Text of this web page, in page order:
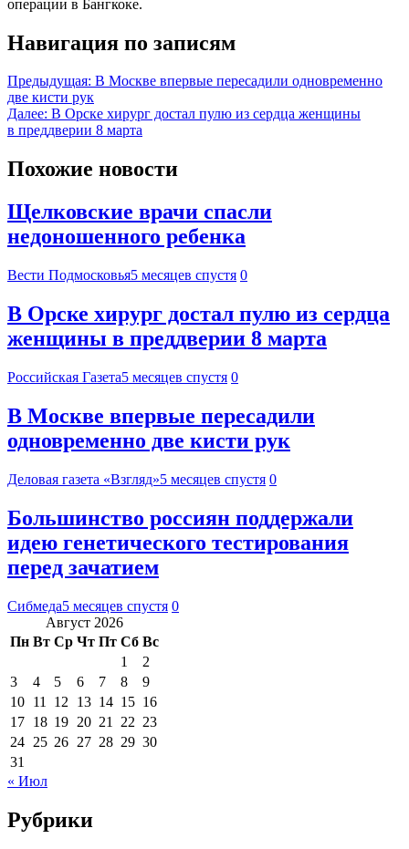
операции в Бангкоке.
Навигация по записям
Предыдущая: В Москве впервые пересадили одновременно
две кисти рук
Далее: В Орске хирург достал пулю из сердца женщины
в преддверии 8 марта
Похожие новости
Щелковские врачи спасли
недоношенного ребенка
Вести Подмосковья5 месяцев спустя 0
В Орске хирург достал пулю из сердца
женщины в преддверии 8 марта
Российская Газета5 месяцев спустя 0
В Москве впервые пересадили
одновременно две кисти рук
Деловая газета «Взгляд»5 месяцев спустя 0
Большинство россиян поддержали
идею генетического тестирования
перед зачатием
Сибмеда5 месяцев спустя 0
Август 2026
Пн Вт Ср Чт Пт Сб Вс
1
2
3
4 5 6 7 8
9
10 11 12 13 14 15 16
17 18 19 20 21 22 23
24 25 26 27 28 29 30
31
« Июл
Рубрики